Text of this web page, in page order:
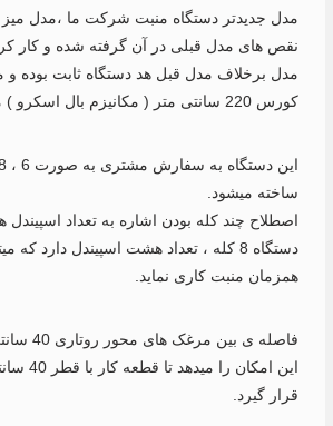
مدل جدیدتر دستگاه منبت شرکت ما ،مدل
نقص های مدل قبلی در آن گرفته شده و کار
مدل برخلاف مدل قبل هد دستگاه ثابت بوده و
کورس 220 سانتی متر ( مکانیزم بال اسکرو ) متحرک میباشد.
ساخته میشود.
اصطلاح چند کله بودن اشاره به تعداد اسپیندل
همزمان منبت کاری نماید.
فاصله ی
این
قرار گیرد.